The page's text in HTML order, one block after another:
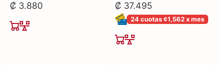
₡ 3.880 ₡ 37.495
24 cuotas ¢1,562 x mes